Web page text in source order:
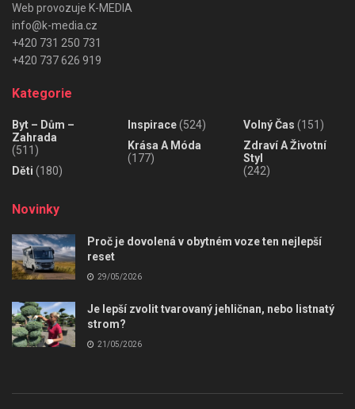
Web provozuje K-MEDIA
info@k-media.cz
+420 731 250 731
+420 737 626 919
Kategorie
Byt – Dům –
Zahrada
(511)
Děti (180)
Inspirace(524)
Krása A Móda
(177)
Volný Čas (151)
Zdraví A Životní
Styl
(242)
Novinky
Proč je dovolená v obytném voze ten nejlepší
reset
29/05/2026
Je lepší zvolit tvarovaný jehličnan, nebo listnatý
strom?
21/05/2026